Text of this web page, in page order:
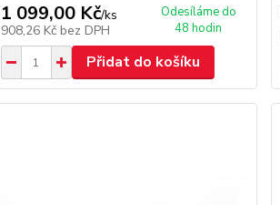
1 099,00 Kč/ks
908,26 Kč bez DPH
Odesíláme do
48 hodin
Přidat do košíku